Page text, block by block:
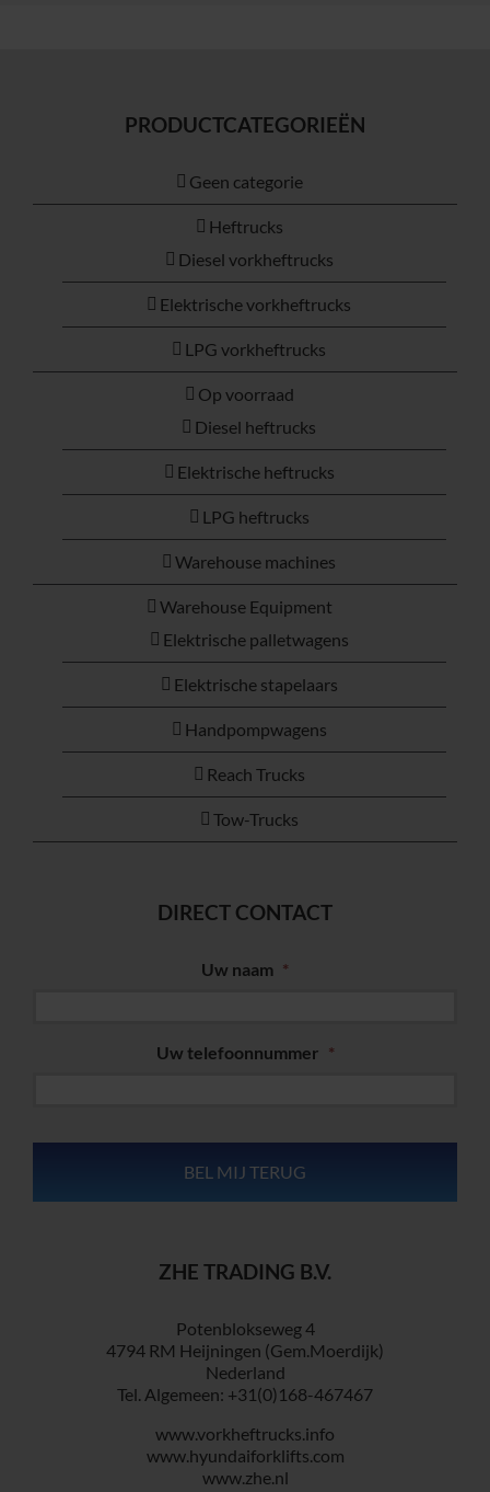
PRODUCTCATEGORIEËN
Geen categorie
Heftrucks
Diesel vorkheftrucks
Elektrische vorkheftrucks
LPG vorkheftrucks
Op voorraad
Diesel heftrucks
Elektrische heftrucks
LPG heftrucks
Warehouse machines
Warehouse Equipment
Elektrische palletwagens
Elektrische stapelaars
Handpompwagens
Reach Trucks
Tow-Trucks
DIRECT CONTACT
Uw naam *
Uw telefoonnummer *
ZHE TRADING B.V.
Potenblokseweg 4
4794 RM Heijningen (Gem.Moerdijk)
Nederland
Tel. Algemeen: +31(0)168-467467
www.vorkheftrucks.info
www.hyundaiforklifts.com
www.zhe.nl